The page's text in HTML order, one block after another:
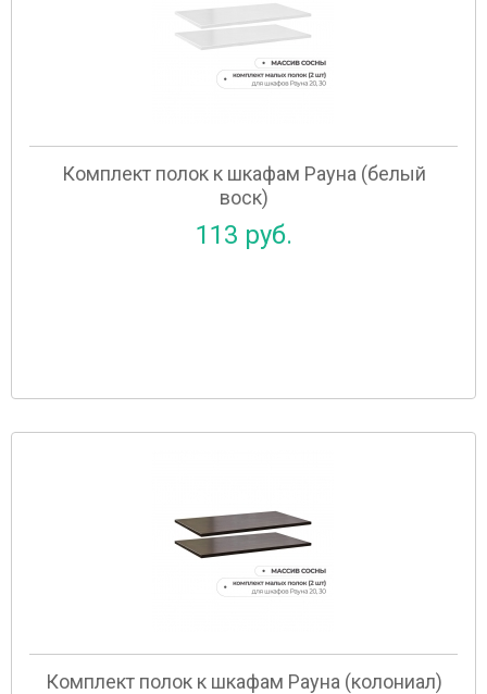
Комплект полок к шкафам Рауна (белый
воск)
113 руб.
Комплект полок к шкафам Рауна (колониал)